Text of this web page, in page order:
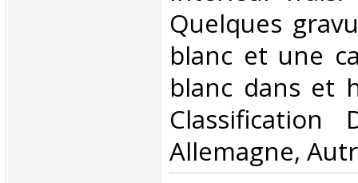
Quelques
blanc et une
blanc dans et
Classification
Allemagne,